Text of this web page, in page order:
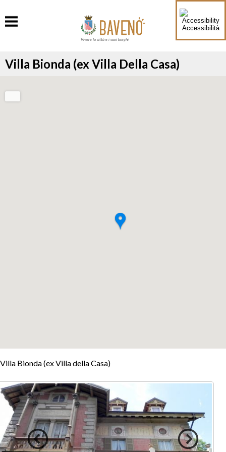
Accessibilità
Vivere la città e i suoi borghi
Villa Bionda (ex Villa Della Casa)
+
Villa Bionda (ex Villa della Casa)